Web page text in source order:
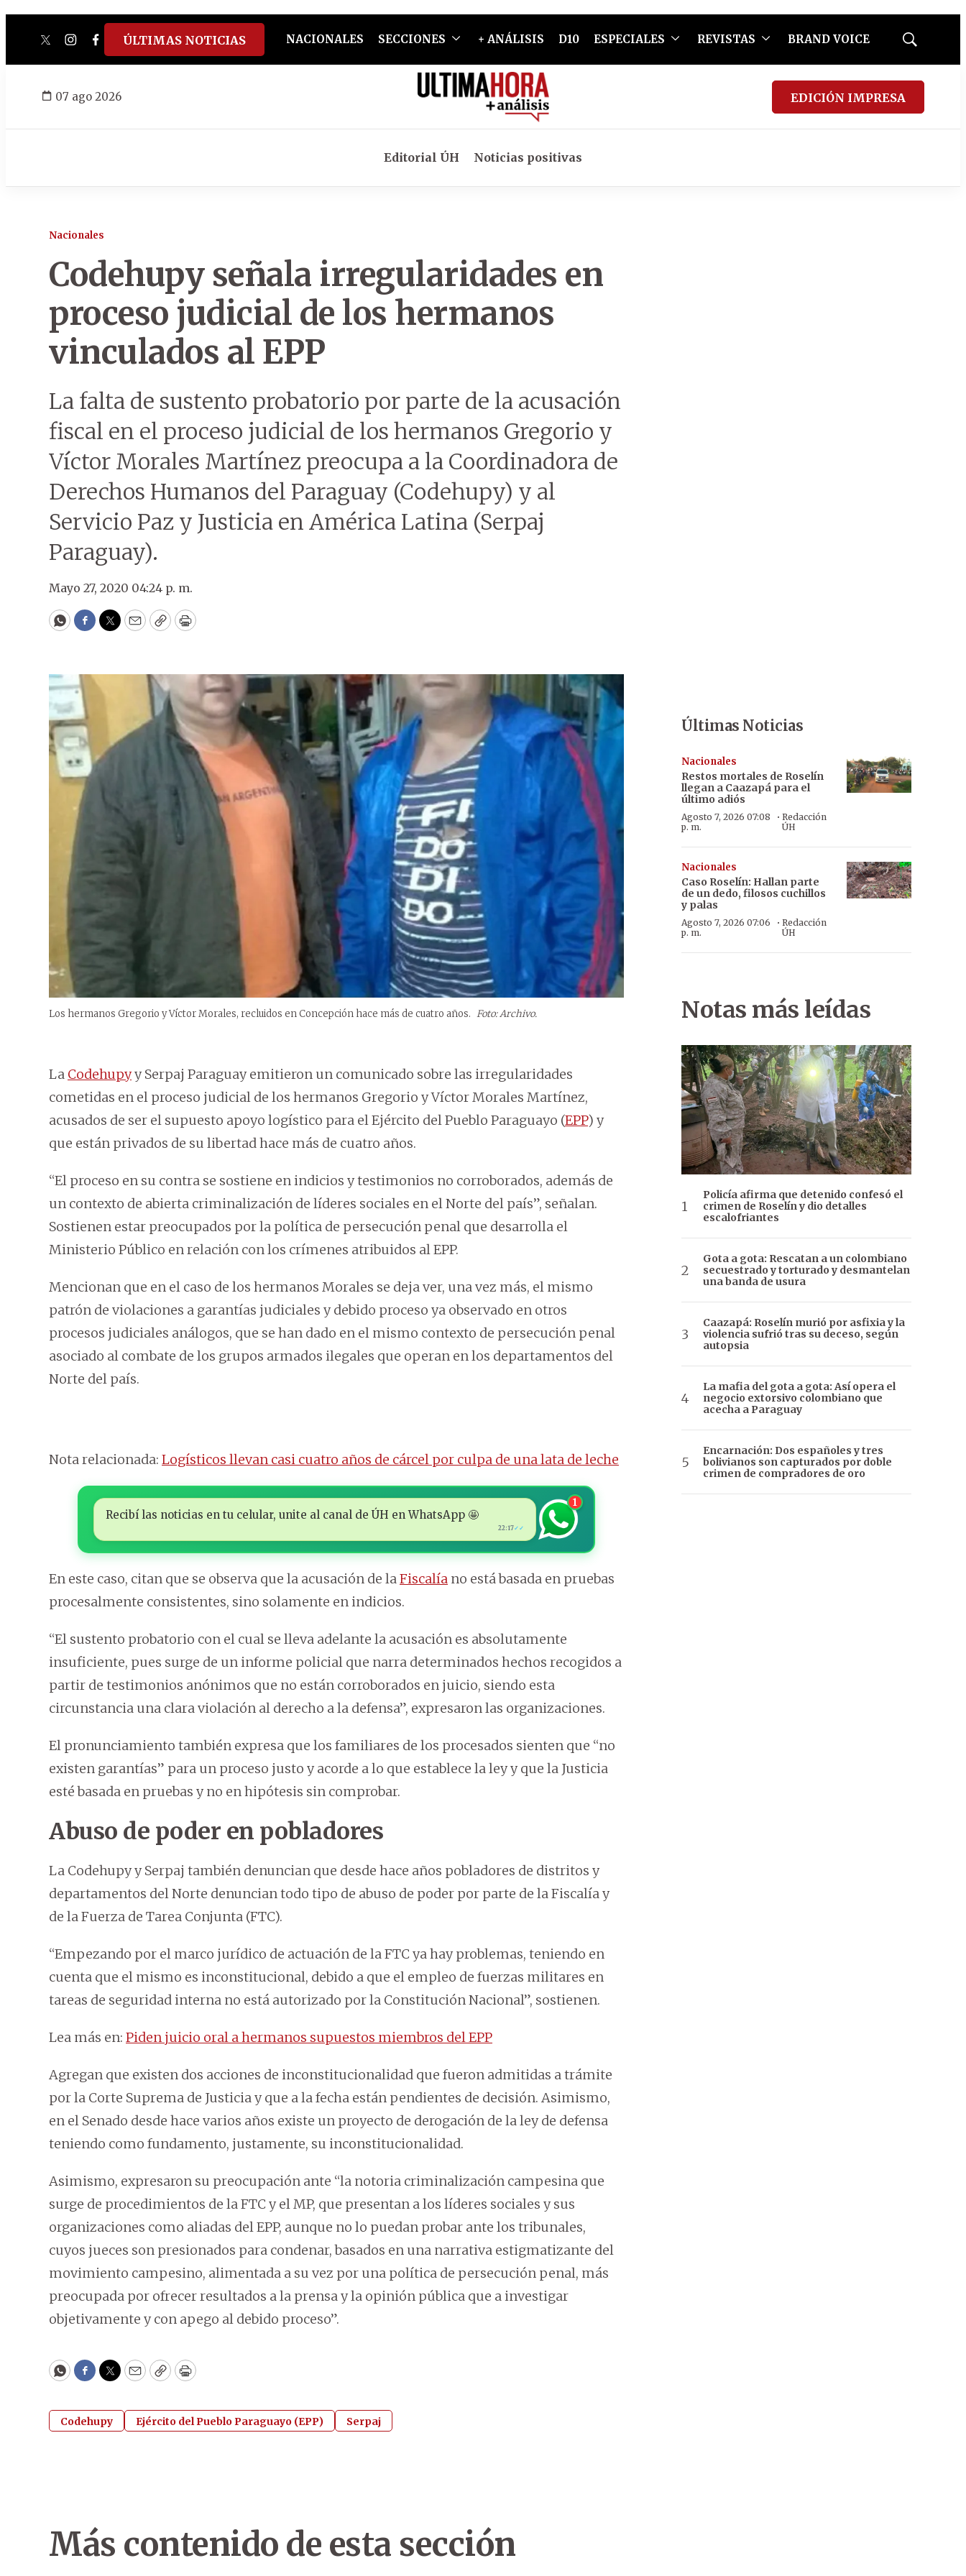
twitterinstagram
facebook
tiktokyoutube
spotify
ÚLTIMAS NOTICIAS NACIONALES SECCIONES + ANÁLISIS D10 ESPECIALES REVISTAS BRAND VOICE
Mostrar
07 ago 2026 EDICIÓN IMPRESA
Editorial ÚH Noticias positivas
Nacionales
Codehupy señala irregularidades en
proceso judicial de los hermanos
vinculados al EPP
La falta de sustento probatorio por parte de la acusación
fiscal en el proceso judicial de los hermanos Gregorio y
Víctor Morales Martínez preocupa a la Coordinadora de
Derechos Humanos del Paraguay (Codehupy) y al
Servicio Paz y Justicia en América Latina (Serpaj
Paraguay).
Mayo 27, 2020 04:24 p. m.
WhatsApp
Facebook
Twitter
EmailCopyPrint
Los hermanos Gregorio y Víctor Morales, recluidos en Concepción hace más de cuatro años. Foto: Archivo.
La Codehupyy Serpaj Paraguay emitieron un comunicado sobre las irregularidades
cometidas en el proceso judicial de los hermanos Gregorio y Víctor Morales Martínez,
acusados de ser el supuesto apoyo logístico para el Ejército del Pueblo Paraguayo (EPP) y
que están privados de su libertad hace más de cuatro años.
“El proceso en su contra se sostiene en indicios y testimonios no corroborados, además de
un contexto de abierta criminalización de líderes sociales en el Norte del país”, señalan.
Sostienen estar preocupados por la política de persecución penal que desarrolla el
Ministerio Público en relación con los crímenes atribuidos al EPP.
Mencionan que en el caso de los hermanos Morales se deja ver, una vez más, el mismo
patrón de violaciones a garantías judiciales y debido proceso ya observado en otros
procesos judiciales análogos, que se han dado en el mismo contexto de persecución penal
asociado al combate de los grupos armados ilegales que operan en los departamentos del
Norte del país.
Nota relacionada: Logísticos llevan casi cuatro años de cárcel por culpa de una lata de leche
Recibí las noticias en tu celular, unite al canal de ÚH en WhatsApp 🤩
22:17✓✓
1
En este caso, citan que se observa que la acusación de laFiscalía no está basada en pruebas
procesalmente consistentes, sino solamente en indicios.
“El sustento probatorio con el cual se lleva adelante la acusación es absolutamente
insuficiente, pues surge de un informe policial que narra determinados hechos recogidos a
partir de testimonios anónimos que no están corroborados en juicio, siendo esta
circunstancia una clara violación al derecho a la defensa”, expresaron las organizaciones.
El pronunciamiento también expresa que los familiares de los procesados sienten que “no
existen garantías” para un proceso justo y acorde a lo que establece la ley y que la Justicia
esté basada en pruebas y no en hipótesis sin comprobar.
Abuso de poder en pobladores
La Codehupy y Serpaj también denuncian que desde hace años pobladores de distritos y
departamentos del Norte denuncian todo tipo de abuso de poder por parte de la Fiscalía y
de la Fuerza de Tarea Conjunta (FTC).
“Empezando por el marco jurídico de actuación de la FTC ya hay problemas, teniendo en
cuenta que el mismo es inconstitucional, debido a que el empleo de fuerzas militares en
tareas de seguridad interna no está autorizado por la Constitución Nacional”, sostienen.
Lea más en: Piden juicio oral a hermanos supuestos miembros del EPP
Agregan que existen dos acciones de inconstitucionalidad que fueron admitidas a trámite
por la Corte Suprema de Justicia y que a la fecha están pendientes de decisión. Asimismo,
en el Senado desde hace varios años existe un proyecto de derogación de la ley de defensa
teniendo como fundamento, justamente, su inconstitucionalidad.
Asimismo, expresaron su preocupación ante “la notoria criminalización campesina que
surge de procedimientos de la FTC y el MP, que presentan a los líderes sociales y sus
organizaciones como aliadas del EPP, aunque no lo puedan probar ante los tribunales,
cuyos jueces son presionados para condenar, basados en una narrativa estigmatizante del
movimiento campesino, alimentada a su vez por una política de persecución penal, más
preocupada por ofrecer resultados a la prensa y la opinión pública que a investigar
objetivamente y con apego al debido proceso”.
WhatsApp
Facebook
Twitter
EmailCopyPrint
Codehupy Ejército del Pueblo Paraguayo (EPP) Serpaj
Últimas Noticias
Nacionales
Restos mortales de Roselín
llegan a Caazapá para el
último adiós
Agosto 7, 2026 07:08
p. m.
· Redacción
ÚH
Nacionales
Caso Roselín: Hallan parte
de un dedo, filosos cuchillos
y palas
Agosto 7, 2026 07:06
p. m.
· Redacción
ÚH
Notas más leídas
Policía afirma que detenido confesó el
crimen de Roselín y dio detalles
escalofriantes
Gota a gota: Rescatan a un colombiano
secuestrado y torturado y desmantelan
una banda de usura
Caazapá: Roselín murió por asfixia y la
violencia sufrió tras su deceso, según
autopsia
La mafia del gota a gota: Así opera el
negocio extorsivo colombiano que
acecha a Paraguay
Encarnación: Dos españoles y tres
bolivianos son capturados por doble
crimen de compradores de oro
Más contenido de esta sección